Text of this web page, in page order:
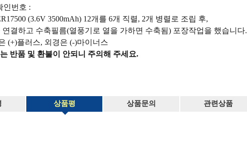
인번호 :
(3.6V 3500mAh) 12개를 6개 직렬, 2개 병렬로 조립 후,
연결하고 수축필름(열풍기로 열을 가하면 수축됨) 포장작업을 했습니다.
(+)플러스, 외경은 (-)마이너스
반품 및 환불이 안되니 주의해 주세요.
상품평 상품문의 관련상품